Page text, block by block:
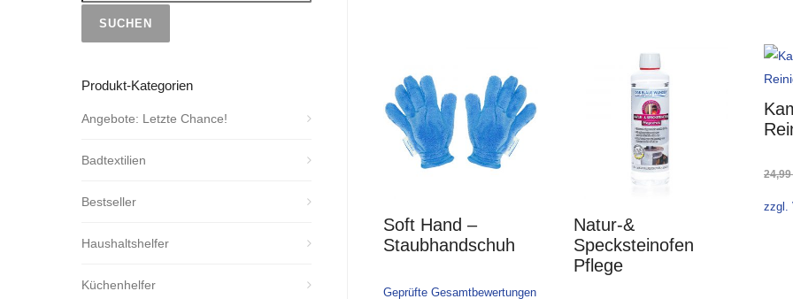
Soft Hand –
Staubhandschuh
Geprüfte Gesamtbewertungen
Natur-&
Specksteinofen
Pflege
24,99
zzgl.
SUCHEN
Produkt-Kategorien
Angebote: Letzte Chance!
Badtextilien
Bestseller
Haushaltshelfer
Küchenhelfer